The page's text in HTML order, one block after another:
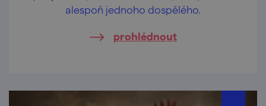
alespoň jednoho dospělého.
prohlédnout